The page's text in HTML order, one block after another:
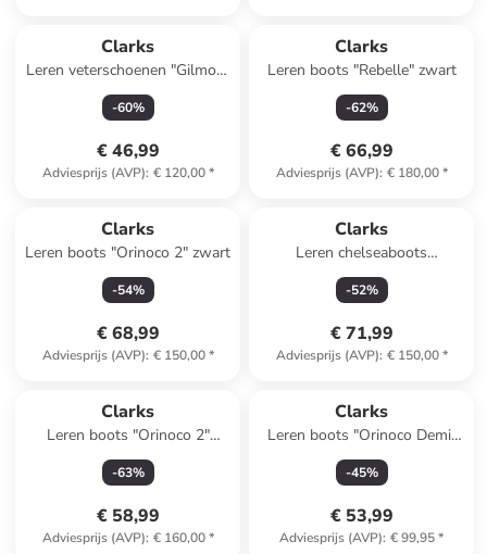
Clarks
Leren veterschoenen "Gilmore
Wing'' donkerbruin
-60%
€ 46,99
Adviesprijs (AVP): € 120,00*
Clarks
Leren boots "Rebelle" zwart
-62%
€ 66,99
Adviesprijs (AVP): € 180,00*
Clarks
Leren boots "Orinoco 2" zwart
-54%
€ 68,99
Adviesprijs (AVP): € 150,00*
Clarks
Leren chelseaboots
"Chamberly Top" lichtbruin
-52%
€ 71,99
Adviesprijs (AVP): € 150,00*
Clarks
Leren boots "Orinoco 2"
lichtbruin
-63%
€ 58,99
Adviesprijs (AVP): € 160,00*
Clarks
Leren boots "Orinoco Demi"
zwart
-45%
€ 53,99
Adviesprijs (AVP): € 99,95*